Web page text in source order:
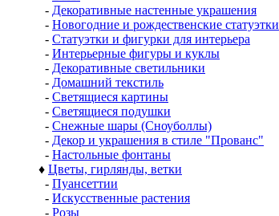
- Декоративные настенные украшения
- Новогодние и рождественские статуэтки
- Статуэтки и фигурки для интерьера
- Интерьерные фигуры и куклы
- Декоративные светильники
- Домашний текстиль
- Светящиеся картины
- Светящиеся подушки
- Снежные шары (Сноуболлы)
- Декор и украшения в стиле "Прованс"
- Настольные фонтаны
♦ Цветы, гирлянды, ветки
- Пуансеттии
- Искусственные растения
- Розы